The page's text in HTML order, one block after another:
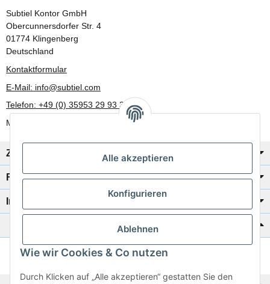
Alle akzeptieren
Konfigurieren
Ablehnen
Wie wir Cookies & Co nutzen
Durch Klicken auf „Alle akzeptieren“ gestatten Sie den
Subtiel Kontor GmbH
Obercunnersdorfer Str. 4
01774 Klingenberg
Deutschland
Kontaktformular
E-Mail: info@subtiel.com
Telefon: +49 (0) 35953 29 93 30
Mo-Fr: 8:00 Uhr - 17:00 Uhr
Zahlung/Versand
Rechtliches
Informationen
Katalog zur Hand?
Zur Schnellbestellung